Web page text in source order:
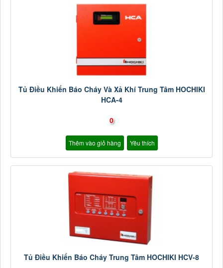
Tủ Điều Khiển Báo Cháy Và Xả Khí Trung Tâm HOCHIKI
HCA-4
0
Thêm vào giỏ hàng Yêu thích
Tủ Điều Khiển Báo Cháy Trung Tâm HOCHIKI HCV-8